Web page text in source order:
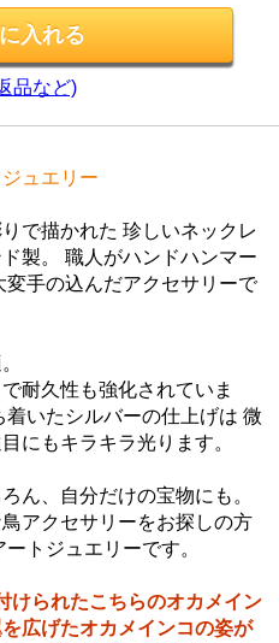
品など)
ュエリー
で描かれた 珍しいネックレ
製。 職人がハンドハンマー
手の込んだアクセサリーで
耐久性も強化されていま
いたシルバーの仕上げは 微
にもキラキラ光ります。
ん、自分だけの宝物にも。
アクセサリーをお探しの方
トジュエリーです。
られたこちらのオカメイン
広げたオカメインコの姿が